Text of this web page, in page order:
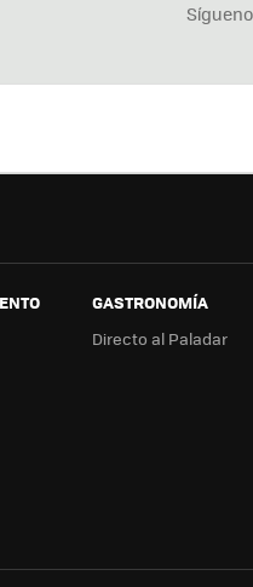
GASTRONOMÍA
Directo al Paladar